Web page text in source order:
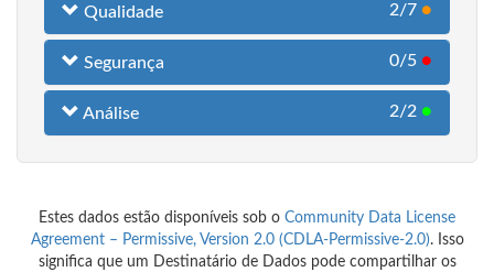
Qualidade 2/7 ●
Segurança 0/5 ●
Análise 2/2 ●
Estes dados estão disponíveis sob o Community Data License
Agreement – Permissive, Version 2.0 (CDLA-Permissive-2.0). Isso
significa que um Destinatário de Dados pode compartilhar os